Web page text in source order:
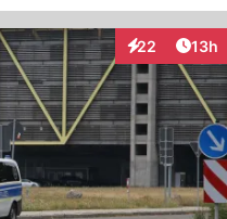
22
Interaktionen
13h